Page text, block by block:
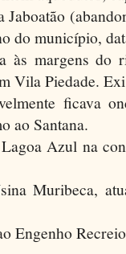
Jaboatão
do município,
margens do
Vila Piedade.
ficava
ao Santana.
Azul na
Muribeca,
Engenho